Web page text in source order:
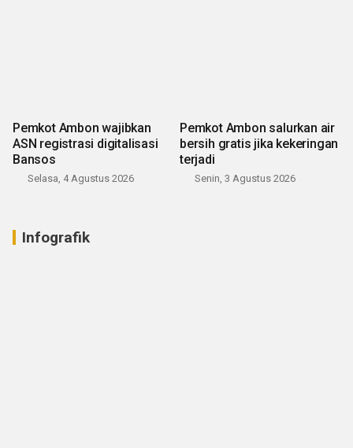
Pemkot Ambon wajibkan
ASN registrasi digitalisasi
Bansos
Selasa, 4 Agustus 2026
Pemkot Ambon salurkan air
bersih gratis jika kekeringan
terjadi
Senin, 3 Agustus 2026
Infografik